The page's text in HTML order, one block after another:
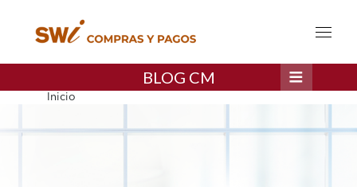
BLOG CM
Inicio